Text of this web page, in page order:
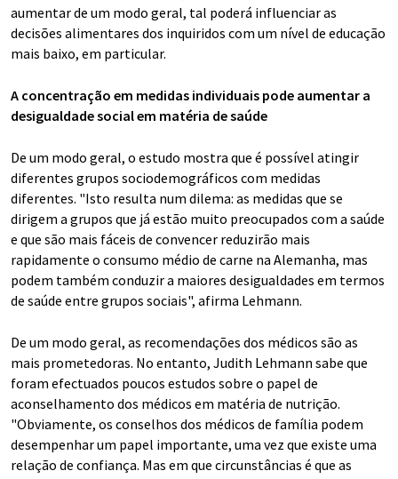
aumentar de um modo geral, tal poderá influenciar as
decisões alimentares dos inquiridos com um nível de educação
mais baixo, em particular.
A concentração em medidas individuais pode aumentar a
desigualdade social em matéria de saúde
De um modo geral, o estudo mostra que é possível atingir
diferentes grupos sociodemográficos com medidas
diferentes. "Isto resulta num dilema: as medidas que se
dirigem a grupos que já estão muito preocupados com a saúde
e que são mais fáceis de convencer reduzirão mais
rapidamente o consumo médio de carne na Alemanha, mas
podem também conduzir a maiores desigualdades em termos
de saúde entre grupos sociais", afirma Lehmann.
De um modo geral, as recomendações dos médicos são as
mais prometedoras. No entanto, Judith Lehmann sabe que
foram efectuados poucos estudos sobre o papel de
aconselhamento dos médicos em matéria de nutrição.
"Obviamente, os conselhos dos médicos de família podem
desempenhar um papel importante, uma vez que existe uma
relação de confiança. Mas em que circunstâncias é que as